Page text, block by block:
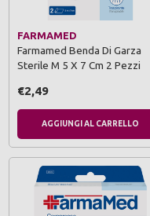
FARMAMED
Farmamed Benda Di Garza
Sterile M 5 X 7 Cm 2 Pezzi
€2,49
AGGIUNGI AL CARRELLO